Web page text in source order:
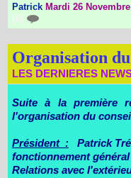
Patrick Mardi 26
{0}
Organisation
LES DERNIERES
Suite à la première
l'organisation du
Président : Patrick
fonctionnement général
Relations avec